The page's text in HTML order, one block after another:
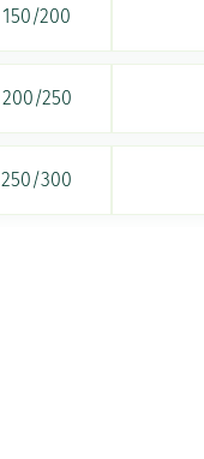
150/200
200/250
250/300